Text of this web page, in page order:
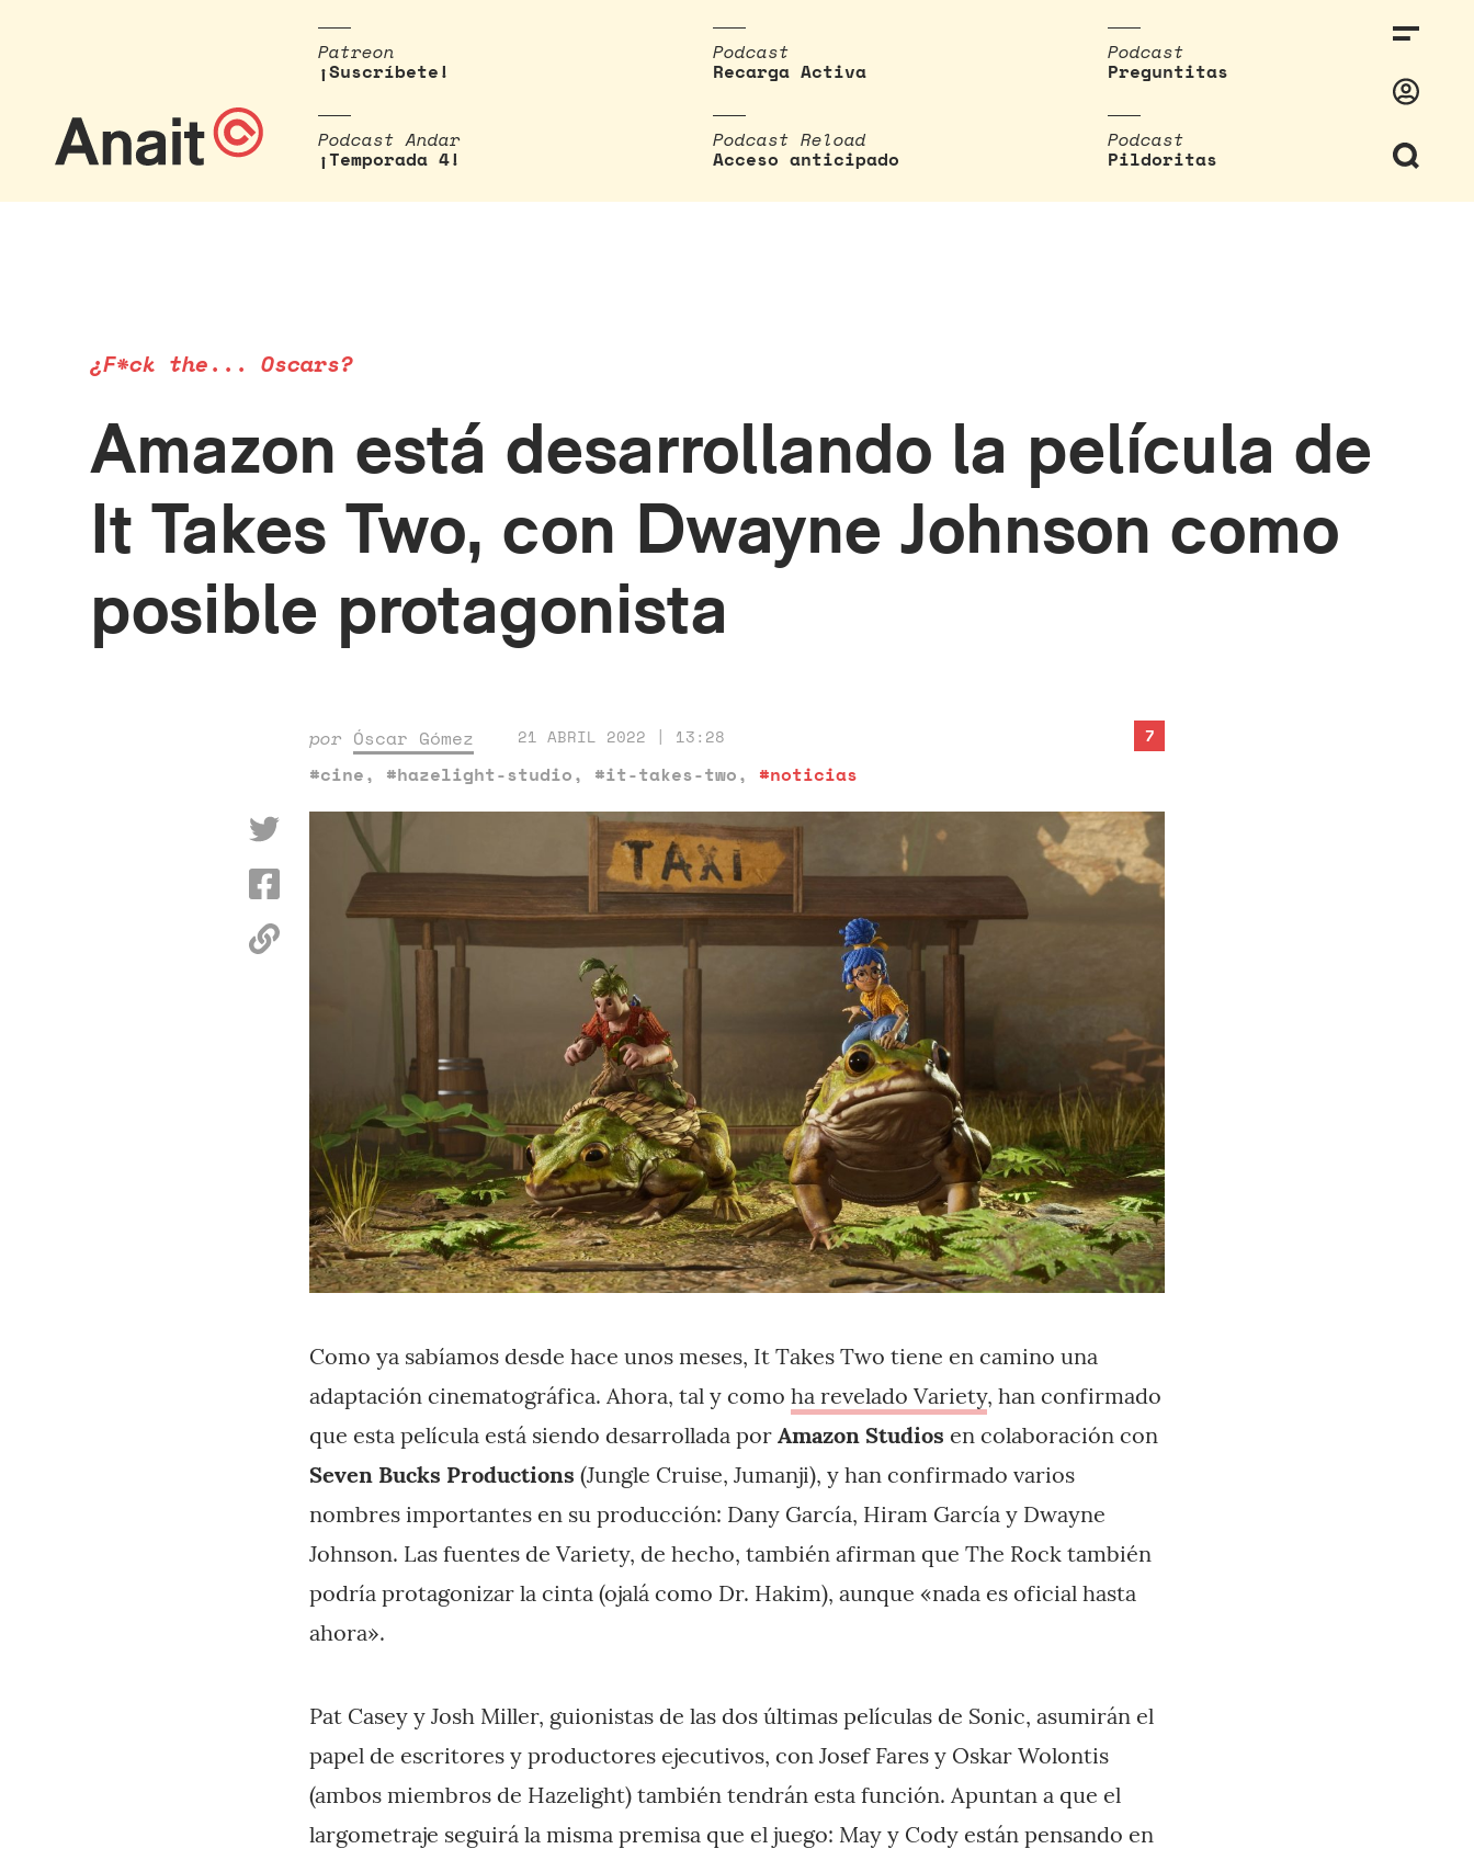
Patreon
¡Suscríbete!
Podcast
Recarga Activa
Podcast
Preguntitas
Podcast Andar
¡Temporada 4!
Podcast Reload
Acceso anticipado
Podcast
Pildoritas
¿F*ck the... Oscars?
Amazon está desarrollando la película de
It Takes Two, con Dwayne Johnson como
posible protagonista
por Óscar Gómez 21 ABRIL 2022 | 13:28
#cine, #hazelight-studio, #it-takes-two, #noticias
7
Como ya sabíamos desde hace unos meses, It Takes Two tiene en camino una
adaptación cinematográfica. Ahora, tal y como ha revelado Variety, han confirmado
que esta película está siendo desarrollada por Amazon Studios en colaboración con
Seven Bucks Productions (Jungle Cruise, Jumanji), y han confirmado varios
nombres importantes en su producción: Dany García, Hiram García y Dwayne
Johnson. Las fuentes de Variety, de hecho, también afirman que The Rock también
podría protagonizar la cinta (ojalá como Dr. Hakim), aunque «nada es oficial hasta
ahora».
Pat Casey y Josh Miller, guionistas de las dos últimas películas de Sonic, asumirán el
papel de escritores y productores ejecutivos, con Josef Fares y Oskar Wolontis
(ambos miembros de Hazelight) también tendrán esta función. Apuntan a que el
largometraje seguirá la misma premisa que el juego: May y Cody están pensando en